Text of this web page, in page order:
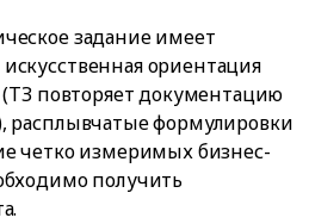
задание имеет
ориентация
(ТЗ повторяет документацию
расплывчатые формулировки
четко измеримых бизнес-
получить